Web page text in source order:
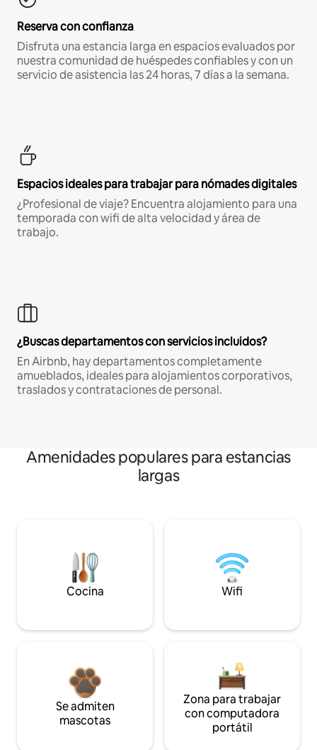
Reserva con confianza
Disfruta una estancia larga en espacios evaluados por
nuestra comunidad de huéspedes confiables y con un
servicio de asistencia las 24 horas, 7 días a la semana.
Espacios ideales para trabajar para nómades digitales
¿Profesional de viaje? Encuentra alojamiento para una
temporada con wifi de alta velocidad y área de
trabajo.
¿Buscas departamentos con servicios incluidos?
En Airbnb, hay departamentos completamente
amueblados, ideales para alojamientos corporativos,
traslados y contrataciones de personal.
Amenidades populares para estancias
largas
Cocina Wifi
Se admiten
mascotas
Zona para trabajar
con computadora
portátil